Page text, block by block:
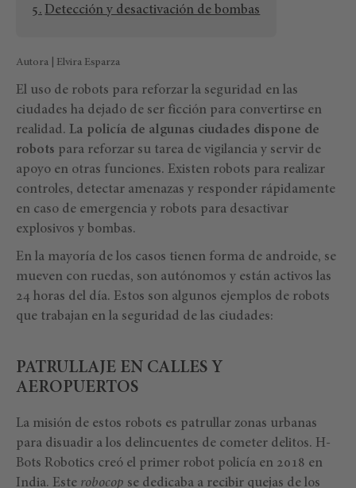
Detección y desactivación de bombas
Autora | Elvira Esparza
El uso de robots para reforzar la seguridad en las
ciudades ha dejado de ser ficción para convertirse en
realidad. La policía de algunas ciudades dispone de
robots para reforzar su tarea de vigilancia y servir de
apoyo en otras funciones. Existen robots para realizar
controles, detectar amenazas y responder rápidamente
en caso de emergencia y robots para desactivar
explosivos y bombas.
En la mayoría de los casos tienen forma de androide, se
mueven con ruedas, son autónomos y están activos las
24 horas del día. Estos son algunos ejemplos de robots
que trabajan en la seguridad de las ciudades:
PATRULLAJE EN CALLES Y
AEROPUERTOS
La misión de estos robots es patrullar zonas urbanas
para disuadir a los delincuentes de cometer delitos. H-
Bots Robotics creó el primer robot policía en 2018 en
India. Este robocop se dedicaba a recibir quejas de los